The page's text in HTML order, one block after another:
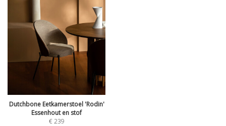
Dutchbone Eetkamerstoel 'Rodin'
Essenhout en stof
€239